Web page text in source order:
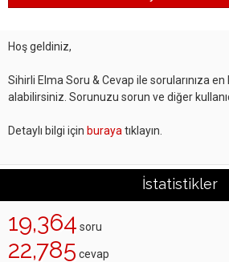
Hoş geldiniz,
Sihirli Elma Soru & Cevap ile sorularınıza en
alabilirsiniz. Sorunuzu sorun ve diğer
Detaylı bilgi için buraya tıklayın.
İstatistikler
19,364 soru
22,785 cevap